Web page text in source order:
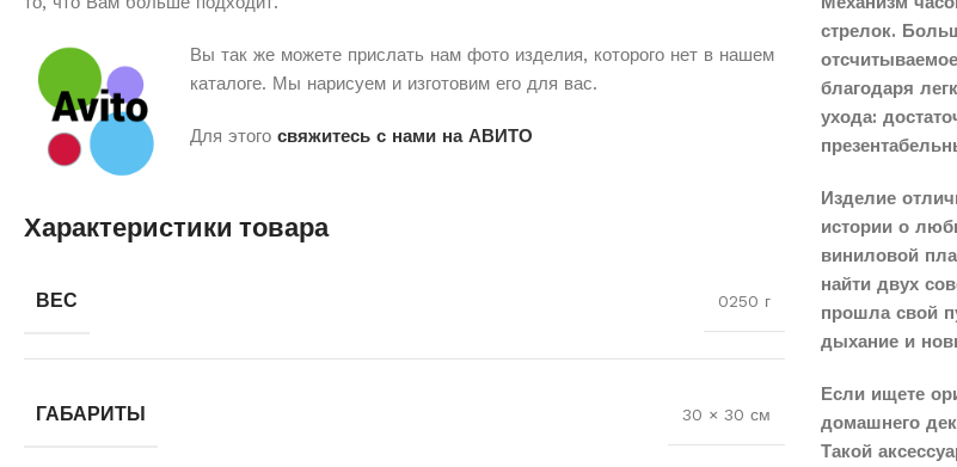
Вы так же можете прислать нам фото изделия, которого нет в нашем
каталоге. Мы нарисуем и изготовим его для вас.
Для этого свяжитесь с нами на АВИТО
Характеристики товара
ВЕС 0250 г
ГАБАРИТЫ 30 × 30 см
стрелок.
благодаря
ухода:
Изделие
истории о
виниловой
найти двух
прошла свой
дыхание и
Если ищете
домашнего
Такой